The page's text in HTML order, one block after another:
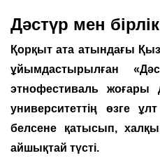
Дәстүр мен
Қорқыт ата атындағы
ұйымдастырылған
этнофестиваль жоғары
университеттің өзге ұлт
белсене қатысып,
айшықтай түсті.